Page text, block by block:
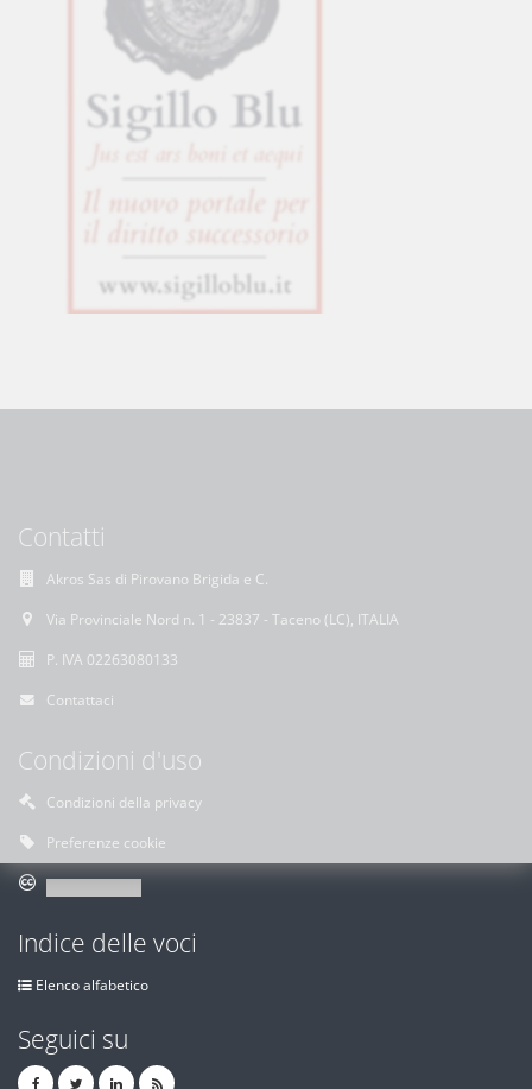
Contatti
Akros Sas di Pirovano Brigida e C.
Via Provinciale Nord n. 1 - 23837 - Taceno (LC), ITALIA
P. IVA 02263080133
Contattaci
Condizioni d'uso
Condizioni della privacy
Preferenze cookie
Indice delle voci
Elenco alfabetico
Seguici su